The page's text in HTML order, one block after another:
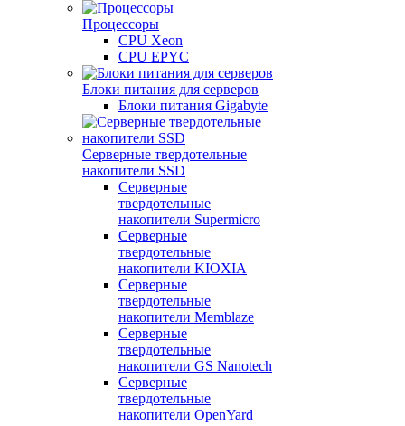
Процессоры
CPU Xeon
CPU EPYC
Блоки питания для серверов
Блоки питания Gigabyte
Серверные твердотельные
накопители SSD
Cерверные
твердотельные
накопители Supermicro
Cерверные
твердотельные
накопители KIOXIA
Cерверные
твердотельные
накопители Memblaze
Cерверные
твердотельные
накопители GS Nanotech
Серверные
твердотельные
накопители OpenYard